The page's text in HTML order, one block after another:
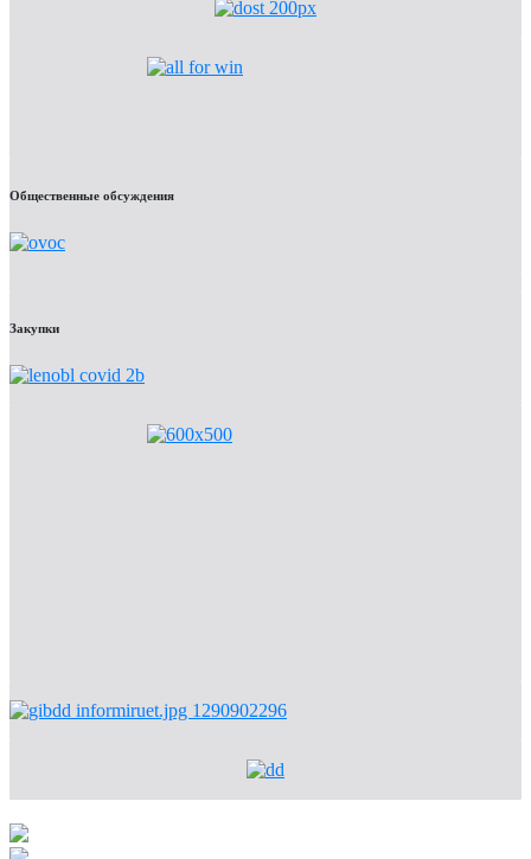
Общественные обсуждения
Закупки